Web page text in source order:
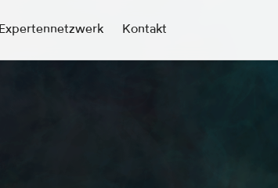
Expertennetzwerk Kontakt